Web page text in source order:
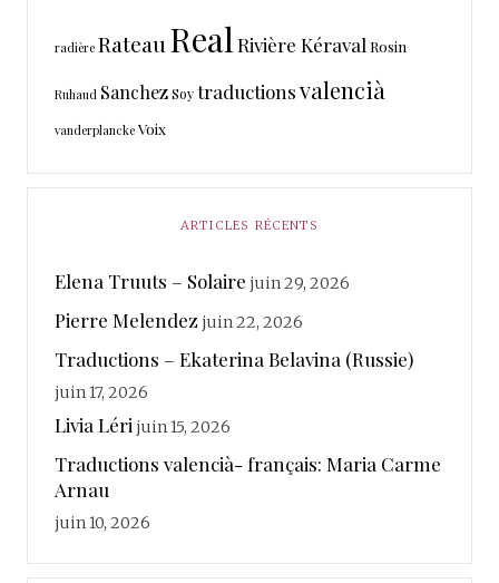
radière RateauReal Rivière Kéraval Rosin
Ruhaud SanchezSoytraductionsvalencià
vanderplancke Voix
ARTICLES RÉCENTS
Elena Truuts – Solaire juin 29, 2026
Pierre Melendez juin 22, 2026
Traductions – Ekaterina Belavina (Russie)
juin 17, 2026
Livia Léri juin 15, 2026
Traductions valencià- français: Maria Carme
Arnau
juin 10, 2026